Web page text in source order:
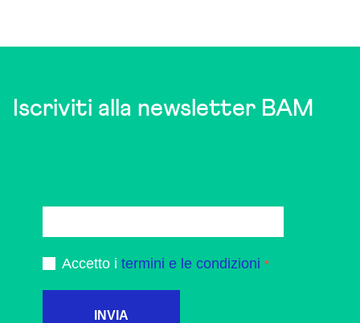
Iscriviti alla newsletter BAM
Accetto i termini e le condizioni
INVIA